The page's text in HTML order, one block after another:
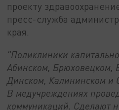
проекту
пресс-служба
края.
"Поликлиники
Абинском, Брюховецком,
Динском, Калининском и
В медучреждениях
коммуникаций. Сделают